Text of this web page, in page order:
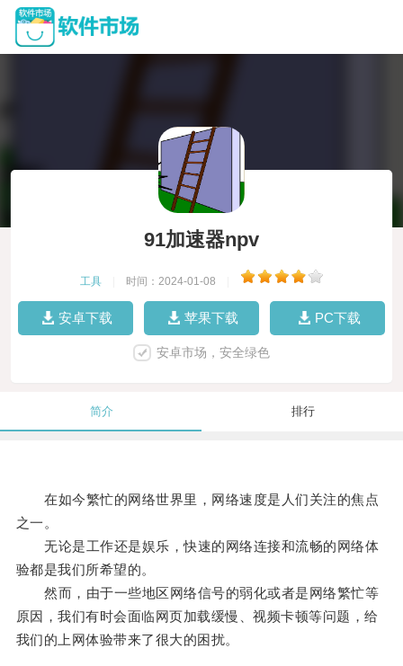
91加速器npv
工具 时间：2024-01-08
安卓下载 苹果下载 PC下载
安卓市场，安全绿色
简介 排行
在如今繁忙的网络世界里，网络速度是人们关注的焦点
之一。
无论是工作还是娱乐，快速的网络连接和流畅的网络体
验都是我们所希望的。
然而，由于一些地区网络信号的弱化或者是网络繁忙等
原因，我们有时会面临网页加载缓慢、视频卡顿等问题，给
我们的上网体验带来了很大的困扰。